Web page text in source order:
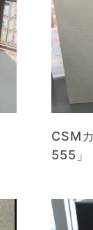
CSM
555」